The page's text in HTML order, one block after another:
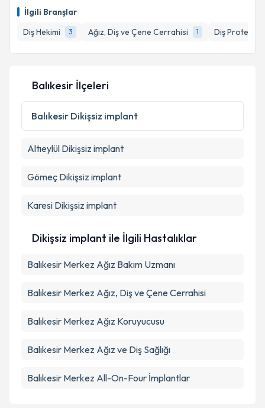
İlgili Branşlar
Diş Hekimi
3 Ağız, Diş ve Çene Cerrahisi 1 Diş Protez
Balıkesir İlçeleri
Balıkesir Dikişsiz implant
Altıeylül Dikişsiz implant
Gömeç Dikişsiz implant
Karesi Dikişsiz implant
Dikişsiz implant ile İlgili Hastalıklar
Balıkesir Merkez Ağız Bakım Uzmanı
Balıkesir Merkez Ağız, Diş ve Çene Cerrahisi
Balıkesir Merkez Ağız Koruyucusu
Balıkesir Merkez Ağız ve Diş Sağlığı
Balıkesir Merkez All-On-Four İmplantlar